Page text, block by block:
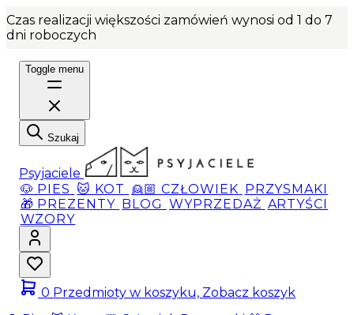
Czas realizacji większości zamówień wynosi od 1 do 7
dni roboczych
Toggle menu
Szukaj
Psyjaciele
🐶 PIES 🐱 KOT 👱🏼 CZŁOWIEK PRZYSMAKI
🎁 PREZENTY BLOG WYPRZEDAŻ ARTYŚCI
WZORY
0 Przedmioty w koszyku, Zobacz koszyk